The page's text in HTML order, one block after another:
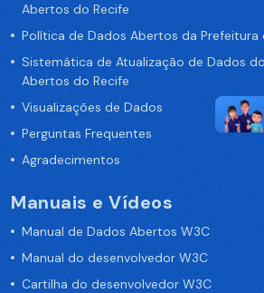
Abertos do Recife
Política de Dados Abertos da Prefeitura
Sistemática de Atualização de Dados
Abertos do Recife
Visualizações de Dados
Perguntas Frequentes
Agradecimentos
Manuais e Vídeos
Manual de Dados Abertos W3C
Manual do desenvolvedor W3C
Cartilha do desenvolvedor W3C